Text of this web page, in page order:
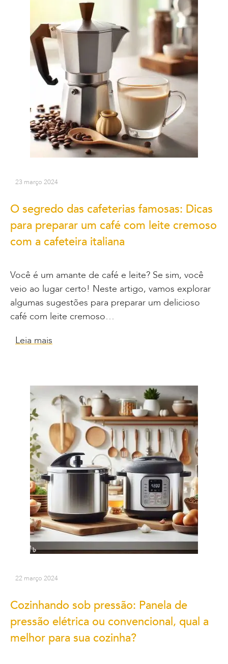
23 março 2024
O segredo das cafeterias famosas: Dicas
para preparar um café com leite cremoso
com a cafeteira italiana
Você é um amante de café e leite? Se sim, você
veio ao lugar certo! Neste artigo, vamos explorar
algumas sugestões para preparar um delicioso
café com leite cremoso…
Leia mais
22 março 2024
Cozinhando sob pressão: Panela de
pressão elétrica ou convencional, qual a
melhor para sua cozinha?